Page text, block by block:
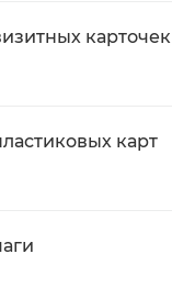
карточек
карт